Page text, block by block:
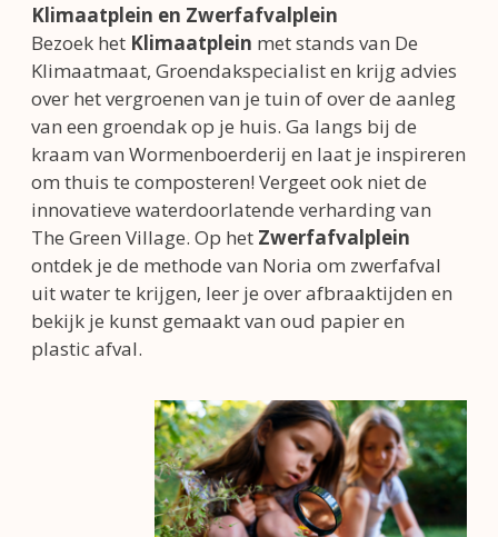
Klimaatplein en Zwerfafvalplein
Bezoek het Klimaatplein met stands van De
Klimaatmaat, Groendakspecialist en krijg advies
over het vergroenen van je tuin of over de aanleg
van een groendak op je huis. Ga langs bij de
kraam van Wormenboerderij en laat je inspireren
om thuis te composteren! Vergeet ook niet de
innovatieve waterdoorlatende verharding van
The Green Village. Op het Zwerfafvalplein
ontdek je de methode van Noria om zwerfafval
uit water te krijgen, leer je over afbraaktijden en
bekijk je kunst gemaakt van oud papier en
plastic afval.